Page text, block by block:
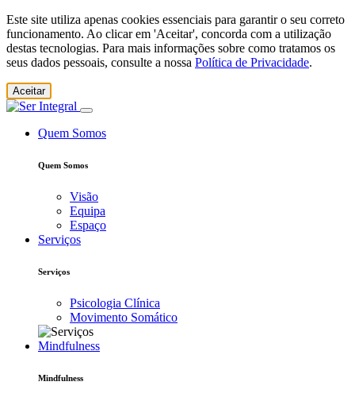
Este site utiliza apenas cookies essenciais para garantir o seu correto
funcionamento. Ao clicar em 'Aceitar', concorda com a utilização
destas tecnologias. Para mais informações sobre como tratamos os
seus dados pessoais, consulte a nossa Política de Privacidade.
Aceitar
Quem Somos
Quem Somos
Visão
Equipa
Espaço
Serviços
Serviços
Psicologia Clínica
Movimento Somático
Mindfulness
Mindfulness